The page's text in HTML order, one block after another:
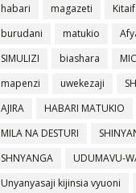
habari magazeti
burudani
matukio
SIMULIZI
biashara
mapenzi
uwekezaji
AJIRA
HABARI MATUKIO
MILA NA DESTURI
SHNYANGA
UDUMAVU-
Unyanyasaji kijinsia vyuoni